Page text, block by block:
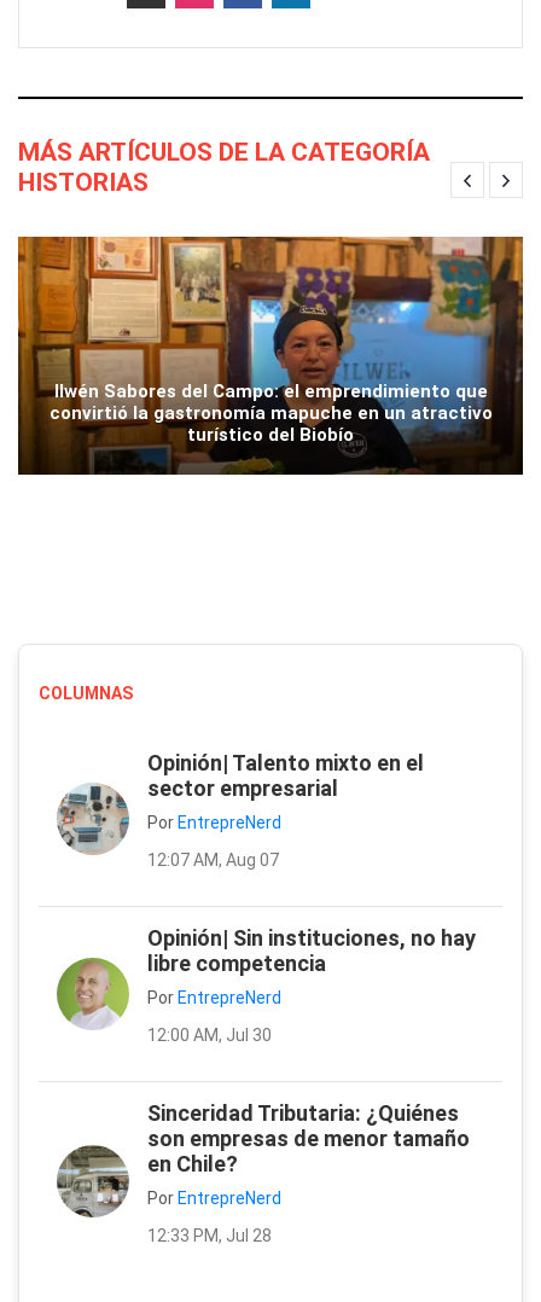
MÁS ARTÍCULOS DE LA CATEGORÍA
HISTORIAS
Ilwén Sabores del Campo: el emprendimiento que
convirtió la gastronomía mapuche en un atractivo
turístico del Biobío
COLUMNAS
Opinión| Talento mixto en el
sector empresarial
PorEntrepreNerd
12:07 AM, Aug 07
Opinión| Sin instituciones, no hay
libre competencia
PorEntrepreNerd
12:00 AM, Jul 30
Sinceridad Tributaria: ¿Quiénes
son empresas de menor tamaño
en Chile?
PorEntrepreNerd
12:33 PM, Jul 28